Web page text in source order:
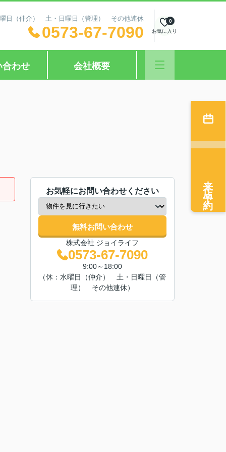
日（仲介） 土・日曜日（管理） その他連休
0573-67-7090 お気に入り
0
合わせ 会社概要
お気軽にお問い合わせください
無料お問い合わせ
株式会社 ジョイライフ
0573-67-7090
9:00～18:00
（休：水曜日（仲介） 土・日曜日（管
理） その他連休）
来店予約